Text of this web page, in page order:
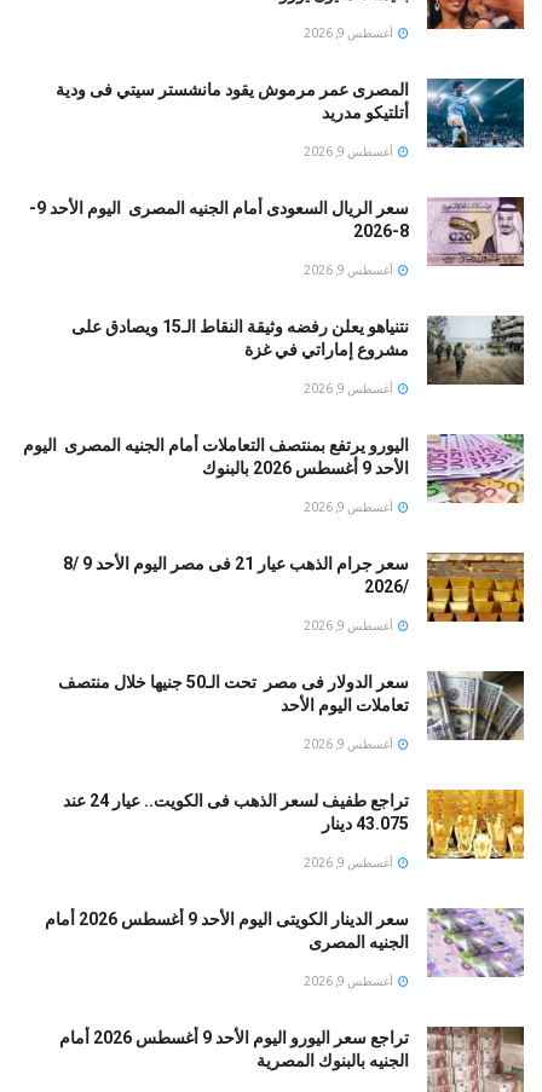
أغسطس 9, 2026
المصرى عمر مرموش يقود مانشستر سيتي فى ودية
أتلتيكو مدريد
أغسطس 9, 2026
سعر الريال السعودى أمام الجنيه المصرى اليوم الأحد 9-
8-2026
أغسطس 9, 2026
نتنياهو يعلن رفضه وثيقة النقاط الـ15 ويصادق على
مشروع إماراتي في غزة
أغسطس 9, 2026
اليورو يرتفع بمنتصف التعاملات أمام الجنيه المصرى اليوم
الأحد 9 أغسطس 2026 بالبنوك
أغسطس 9, 2026
سعر جرام الذهب عيار 21 فى مصر اليوم الأحد 9 /8
/2026
أغسطس 9, 2026
سعر الدولار فى مصر تحت الـ50 جنيها خلال منتصف
تعاملات اليوم الأحد
أغسطس 9, 2026
تراجع طفيف لسعر الذهب فى الكويت.. عيار 24 عند
43.075 دينار
أغسطس 9, 2026
سعر الدينار الكويتى اليوم الأحد 9 أغسطس 2026 أمام
الجنيه المصرى
أغسطس 9, 2026
تراجع سعر اليورو اليوم الأحد 9 أغسطس 2026 أمام
الجنيه بالبنوك المصرية